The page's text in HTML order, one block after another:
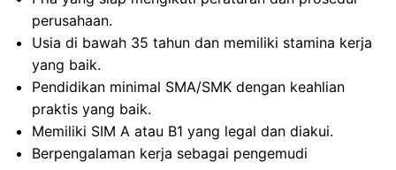
perusahaan.
Usia di bawah 35 tahun dan memiliki stamina kerja
yang baik.
Pendidikan minimal SMA/SMK dengan keahlian
praktis yang baik.
Memiliki SIM A atau B1 yang legal dan diakui.
Berpengalaman kerja sebagai pengemudi